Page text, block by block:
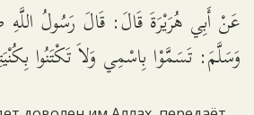
عَنْ أَبِي هُرَيْرَةَ قَالَ: قَالَ رَسُولُ اللَّهِ
وَسَلَّمَ: تَسَمَّوْا بِاسْمِي وَلاَ تَكْتَنُوا